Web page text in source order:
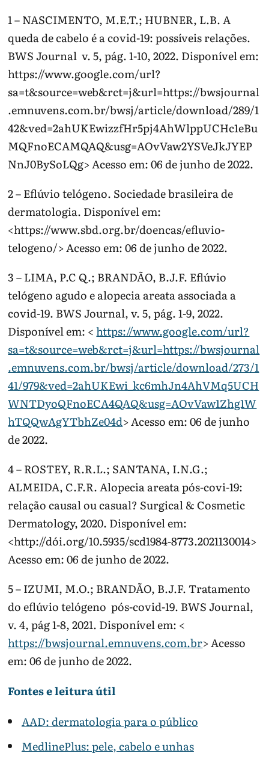
1 – NASCIMENTO, M.E.T.; HUBNER, L.B. A
queda de cabelo é a covid-19: possíveis relações.
BWS Journal v. 5, pág. 1-10, 2022. Disponível em:
https://www.google.com/url?
sa=t&source=web&rct=j&url=https://bwsjournal
.emnuvens.com.br/bwsj/article/download/289/1
42&ved=2ahUKEwizzfHr5pj4AhWlppUCHc1eBu
MQFnoECAMQAQ&usg=AOvVaw2YSVeJkJYEP
NnJ0BySoLQg> Acesso em: 06 de junho de 2022.
2 – Eflúvio telógeno. Sociedade brasileira de
dermatologia. Disponível em:
<https://www.sbd.org.br/doencas/efluvio-
telogeno/> Acesso em: 06 de junho de 2022.
3 – LIMA, P.C Q.; BRANDÃO, B.J.F. Eflúvio
telógeno agudo e alopecia areata associada a
covid-19. BWS Journal, v. 5, pág. 1-9, 2022.
Disponível em: <https://www.google.com/url?
sa=t&source=web&rct=j&url=https://bwsjournal
.emnuvens.com.br/bwsj/article/download/273/1
41/979&ved=2ahUKEwi_kc6mhJn4AhVMq5UCH
WNTDyoQFnoECA4QAQ&usg=AOvVaw1Zhg1W
hTQQwAgYTbhZe04d> Acesso em: 06 de junho
de 2022.
4 – ROSTEY, R.R.L.; SANTANA, I.N.G.;
ALMEIDA, C.F.R. Alopecia areata pós-covi-19:
relação causal ou casual? Surgical & Cosmetic
Dermatology, 2020. Disponível em:
<http://dói.org/10.5935/scd1984-8773.2021130014>
Acesso em: 06 de junho de 2022.
5 – IZUMI, M.O.; BRANDÃO, B.J.F. Tratamento
do eflúvio telógeno pós-covid-19. BWS Journal,
v. 4, pág 1-8, 2021. Disponível em: <
https://bwsjournal.emnuvens.com.br> Acesso
em: 06 de junho de 2022.
Fontes e leitura útil
AAD: dermatologia para o público
MedlinePlus: pele, cabelo e unhas